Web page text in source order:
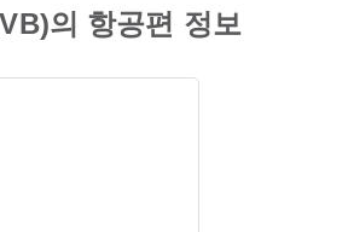
의 항공편 정보